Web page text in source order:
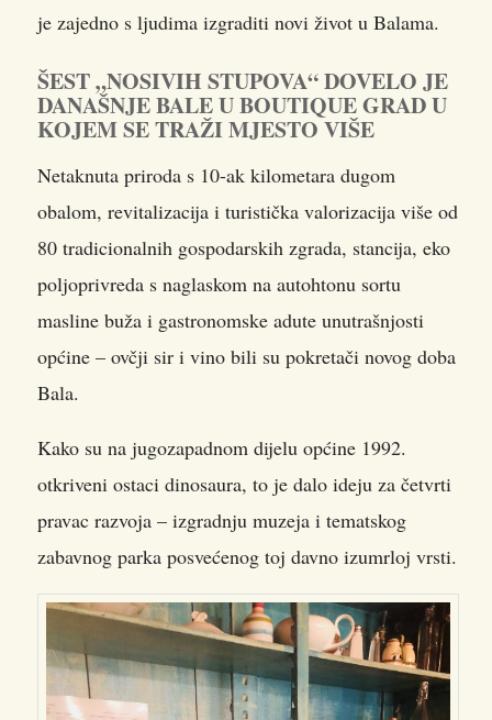
je zajedno s ljudima izgraditi novi život u Balama.
ŠEST „NOSIVIH STUPOVA“ DOVELO JE
DANAŠNJE BALE U BOUTIQUE GRAD U
KOJEM SE TRAŽI MJESTO VIŠE
Netaknuta priroda s 10-ak kilometara dugom
obalom, revitalizacija i turistička valorizacija više od
80 tradicionalnih gospodarskih zgrada, stancija, eko
poljoprivreda s naglaskom na autohtonu sortu
masline buža i gastronomske adute unutrašnjosti
općine – ovčji sir i vino bili su pokretači novog doba
Bala.
Kako su na jugozapadnom dijelu općine 1992.
otkriveni ostaci dinosaura, to je dalo ideju za četvrti
pravac razvoja – izgradnju muzeja i tematskog
zabavnog parka posvećenog toj davno izumrloj vrsti.